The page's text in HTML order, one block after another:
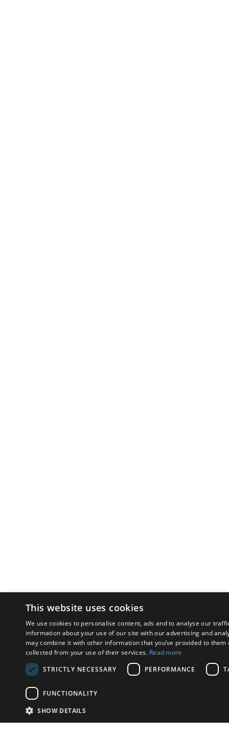
This website uses cookies
We use cookies to personalise content, ads and to analyse our
information about your use of our site with our advertising and
may combine it with other information that you’ve provided to them
collected from your use of their services. Read more
STRICTLY NECESSARY
PERFORMANCE
FUNCTIONALITY
SHOW DETAILS